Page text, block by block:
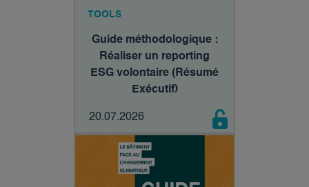
TOOLS
Guide méthodologique :
Réaliser un reporting
ESG volontaire (Résumé
Exécutif)
20.07.2026